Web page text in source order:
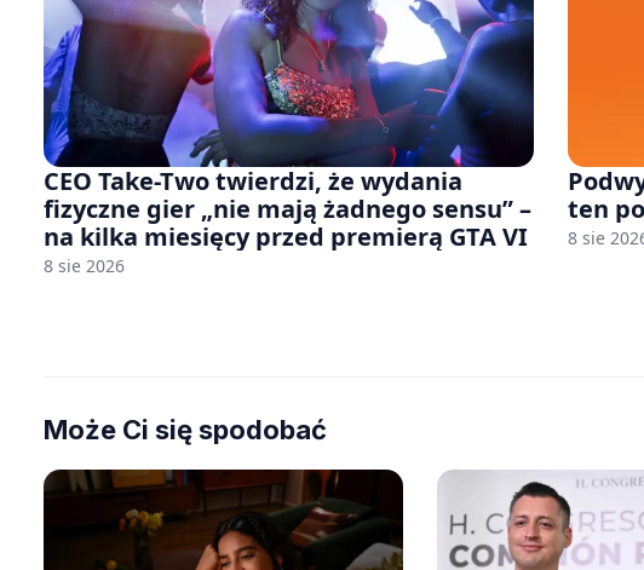
CEO Take-Two twierdzi, że wydania
fizyczne gier „nie mają żadnego sensu” –
na kilka miesięcy przed premierą GTA VI
8 sie 2026
ten
8 sie
Może Ci się spodobać